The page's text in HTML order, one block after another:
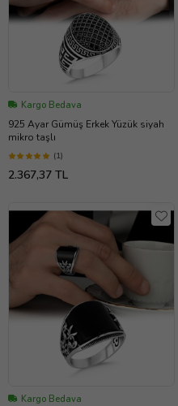
Kargo Bedava
925 Ayar Gümüş Erkek Yüzük siyah
mikro taşlı
(1)
2.367,37 TL
Kargo Bedava